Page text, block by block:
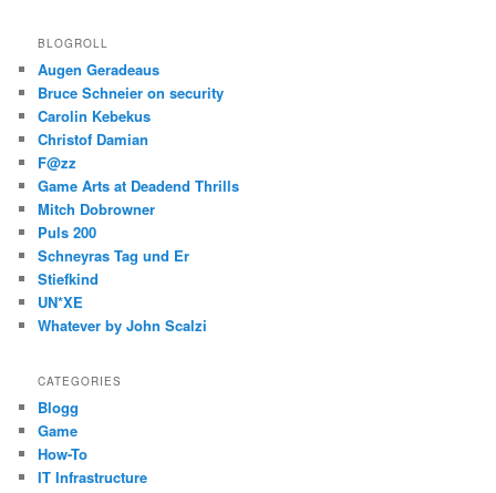
BLOGROLL
Augen Geradeaus
Bruce Schneier on security
Carolin Kebekus
Christof Damian
F@zz
Game Arts at Deadend Thrills
Mitch Dobrowner
Puls 200
Schneyras Tag und Er
Stiefkind
UN*XE
Whatever by John Scalzi
CATEGORIES
Blogg
Game
How-To
IT Infrastructure